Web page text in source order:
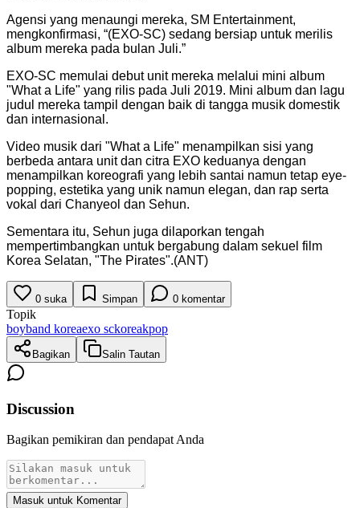
Agensi yang menaungi mereka, SM Entertainment,
mengkonfirmasi, “(EXO-SC) sedang bersiap untuk merilis
album mereka pada bulan Juli.”
EXO-SC memulai debut unit mereka melalui mini album
"What a Life" yang rilis pada Juli 2019. Mini album dan lagu
judul mereka tampil dengan baik di tangga musik domestik
dan internasional.
Video musik dari "What a Life" menampilkan sisi yang
berbeda antara unit dan citra EXO keduanya dengan
menampilkan koreografi yang lebih santai namun tetap eye-
popping, estetika yang unik namun elegan, dan rap serta
vokal dari Chanyeol dan Sehun.
Sementara itu, Sehun juga dilaporkan tengah
mempertimbangkan untuk bergabung dalam sekuel film
Korea Selatan, "The Pirates".(ANT)
0 suka Simpan 0 komentar
Topik
boyband koreaexo sckoreakpop
Bagikan Salin Tautan
Discussion
Bagikan pemikiran dan pendapat Anda
Masuk untuk Komentar